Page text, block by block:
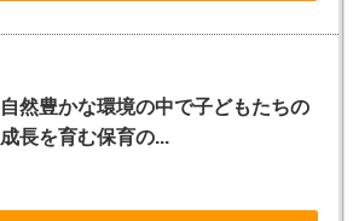
自然豊かな環境の中で子どもたちの
成長を育む保育の...